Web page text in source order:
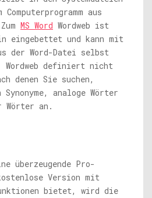
aus
MS Word Wordweb ist
eingebettet und kann mit
der Word-Datei selbst
Wordweb definiert nicht
denen Sie suchen,
analoge Wörter
Wörter an.
überzeugende Pro-
Version mit
bietet, wird die